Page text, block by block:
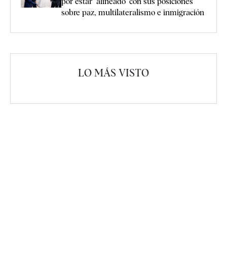
sobre paz, multilateralismo e inmigración
LO MÁS VISTO